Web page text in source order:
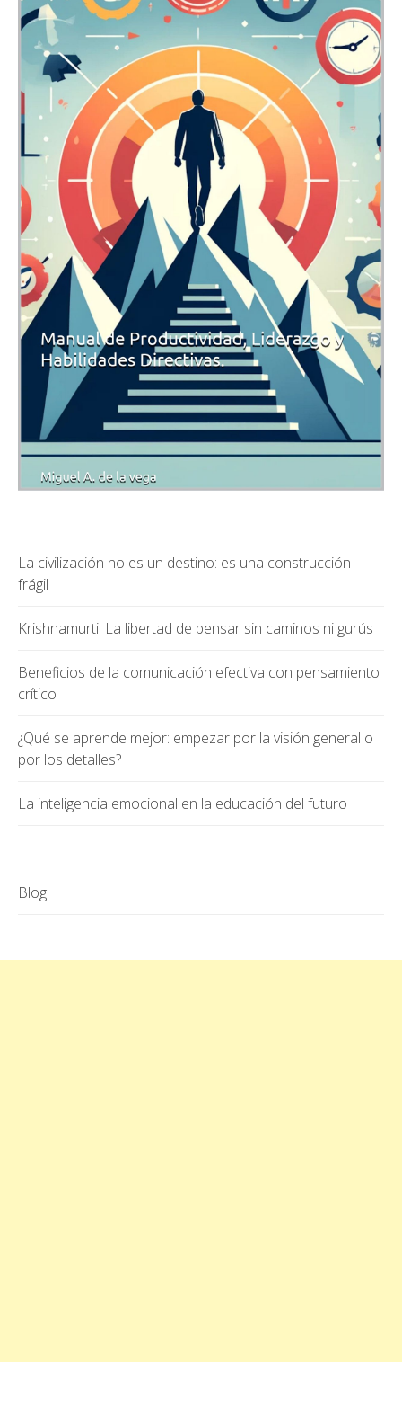
La civilización no es un destino: es una construcción
frágil
Krishnamurti: La libertad de pensar sin caminos ni gurús
Beneficios de la comunicación efectiva con pensamiento
crítico
¿Qué se aprende mejor: empezar por la visión general o
por los detalles?
La inteligencia emocional en la educación del futuro
Blog